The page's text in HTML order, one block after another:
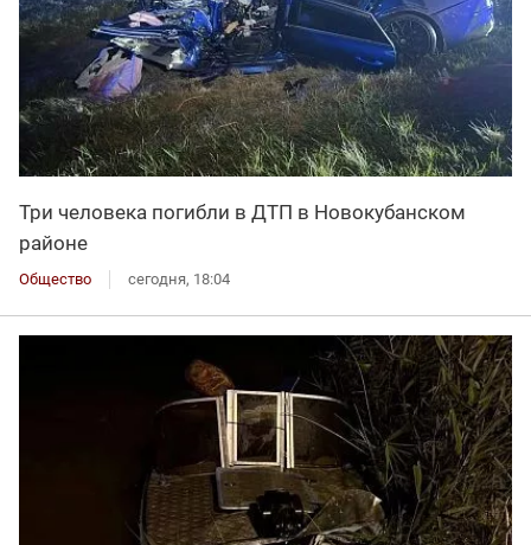
Три человека погибли в ДТП в Новокубанском
районе
Общество сегодня, 18:04